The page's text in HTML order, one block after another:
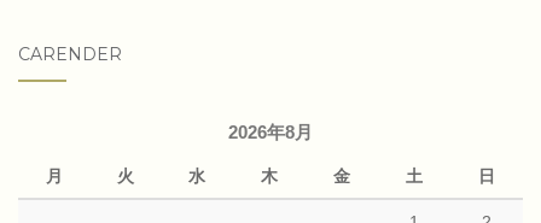
CARENDER
2026年8月
月 火 水 木 金 土 日